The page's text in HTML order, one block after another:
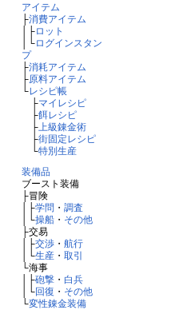
アイテム
├消費アイテム
│├ロット
│└ログインスタン
プ
├消耗アイテム
├原料アイテム
└レシピ帳
├マイレシピ
├餌レシピ
├上級錬金術
├街固定レシピ
└特別生産
装備品
ブースト装備
├冒険
│├学問 ・ 調査
│└操船・ その他
├交易
│├交渉・ 航行
│└生産・ 取引
└海事
│├砲撃・ 白兵
│└回復 ・ その他
└変性錬金装備